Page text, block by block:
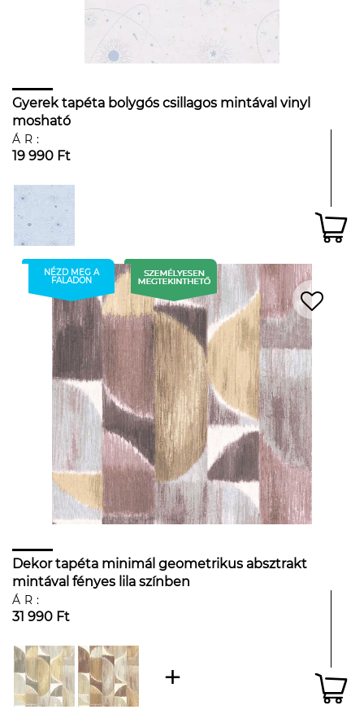
Gyerek tapéta bolygós csillagos mintával vinyl
mosható
ÁR:
19 990 Ft
NÉZD MEG A
FALADON
Dekor tapéta minimál geometrikus absztrakt
mintával fényes lila színben
ÁR:
31 990 Ft